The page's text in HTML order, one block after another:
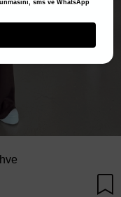
sms ve WhatsApp